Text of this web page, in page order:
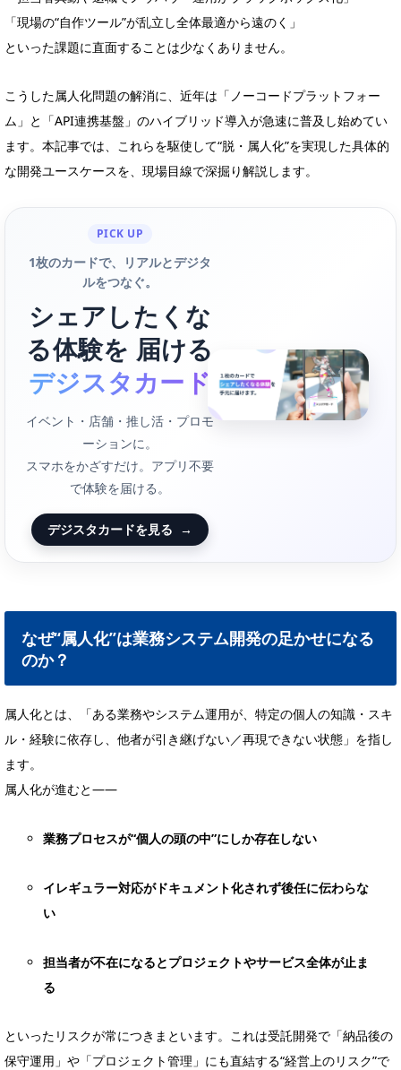
「現場の“自作ツール”が乱立し全体最適から遠のく」
といった課題に直面することは少なくありません。
こうした属人化問題の解消に、近年は「ノーコードプラットフォー
ム」と「API連携基盤」のハイブリッド導入が急速に普及し始めてい
ます。本記事では、これらを駆使して“脱・属人化”を実現した具体的
な開発ユースケースを、現場目線で深掘り解説します。
PICK UP
1枚のカードで、リアルとデジタ
ルをつなぐ。
シェアしたくな
る体験を 届ける
デジスタカード
イベント・店舗・推し活・プロモ
ーションに。
スマホをかざすだけ。アプリ不要
で体験を届ける。
デジスタカードを見る →
なぜ“属人化”は業務システム開発の足かせになる
のか？
属人化とは、「ある業務やシステム運用が、特定の個人の知識・スキ
ル・経験に依存し、他者が引き継げない／再現できない状態」を指し
ます。
属人化が進むと――
業務プロセスが“個人の頭の中”にしか存在しない
イレギュラー対応がドキュメント化されず後任に伝わらな
い
担当者が不在になるとプロジェクトやサービス全体が止ま
る
といったリスクが常につきまといます。これは受託開発で「納品後の
保守運用」や「プロジェクト管理」にも直結する“経営上のリスク”で